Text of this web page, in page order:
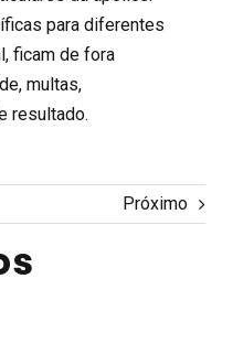
para diferentes
ficam de fora
multas,
resultado.
Próximo